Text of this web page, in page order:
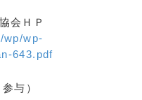
会ＨＰ
wp/wp-
643.pdf
与）